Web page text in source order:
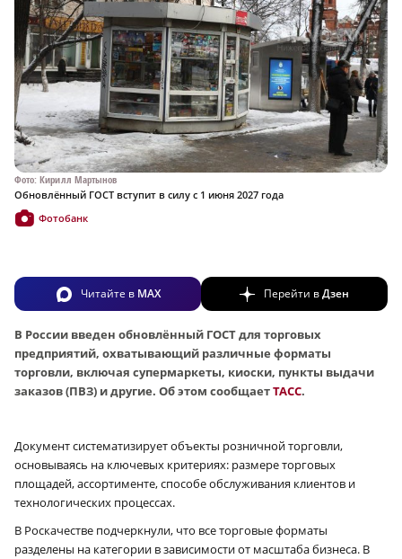
Фото: Кирилл Мартынов
Обновлённый ГОСТ вступит в силу с 1 июня 2027 года
Фотобанк
Читайте в MAX Перейти вДзен
В России введен обновлённый ГОСТ для торговых
предприятий, охватывающий различные форматы
торговли, включая супермаркеты, киоски, пункты выдачи
заказов (ПВЗ) и другие. Об этом сообщаетТАСС.
Документ систематизирует объекты розничной торговли,
основываясь на ключевых критериях: размере торговых
площадей, ассортименте, способе обслуживания клиентов и
технологических процессах.
В Роскачестве подчеркнули, что все торговые форматы
разделены на категории в зависимости от масштаба бизнеса. В